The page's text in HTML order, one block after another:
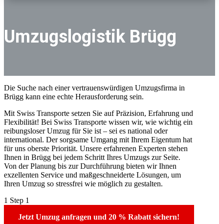
Umzugslogistik Brügg
Die Suche nach einer vertrauenswürdigen Umzugsfirma in
Brügg kann eine echte Herausforderung sein.
Mit Swiss Transporte setzen Sie auf Präzision, Erfahrung und
Flexibilität! Bei Swiss Transporte wissen wir, wie wichtig ein
reibungsloser Umzug für Sie ist – sei es national oder
international. Der sorgsame Umgang mit Ihrem Eigentum hat
für uns oberste Priorität. Unsere erfahrenen Experten stehen
Ihnen in Brügg bei jedem Schritt Ihres Umzugs zur Seite.
Von der Planung bis zur Durchführung bieten wir Ihnen
exzellenten Service und maßgeschneiderte Lösungen, um
Ihren Umzug so stressfrei wie möglich zu gestalten.
1 Step 1
Jetzt Umzug anfragen und 20 % Rabatt sichern!